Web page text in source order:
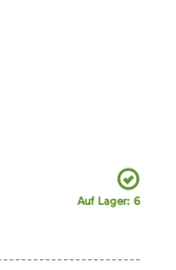
Auf Lager: 6